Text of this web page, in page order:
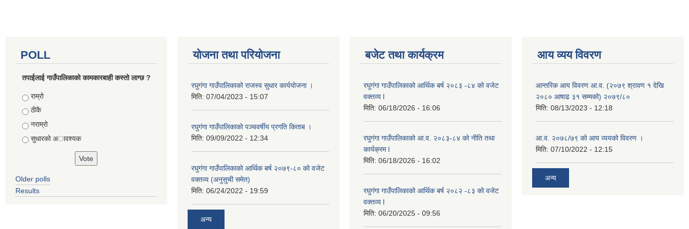
POLL
तपाईलाई गाउँपालिकाको कामकारबाही कस्तो लाग्छ ?
Choices
राम्रो
ठीकै
नराम्रो
सुधारको अावश्यक
Older polls
Results
योजना तथा परियोजना
रघुगंगा गाउँपालिकाको राजस्व सुधार कार्ययोजना ।
मिति: 07/04/2023 - 15:07
रघुगंगा गाउँपालिकाको पञ्चवर्षीय प्रगति किताब ।
मिति: 09/09/2022 - 12:34
रघुगंगा गाउँपालिकाको आर्थिक बर्ष २०७९-८० को वजेट
वक्तव्य (अनुसुची समेत)
मिति: 06/24/2022 - 19:59
अन्य
बजेट तथा कार्यक्रम
रघुगंगा गाउँपालिकाको आर्थिक बर्ष २०८३ -८४ को वजेट
वक्तव्य l
मिति: 06/18/2026 - 16:06
रघुगंगा गाउँपालिकाको आ.व. २०८३-८४ को नीति तथा
कार्यक्रम l
मिति: 06/18/2026 - 16:02
रघुगंगा गाउँपालिकाको आर्थिक बर्ष २०८२ -८३ को वजेट
वक्तव्य l
मिति: 06/20/2025 - 09:56
आय व्यय विवरण
आन्तरिक आय विवरण आ.व. (२०७९ श्रावण १ देखि
२०८० आषाढ ३१ सम्मको) २०७९/८०
मिति: 08/13/2023 - 12:18
आ.व. २०७८/७९ को आय व्ययको विवरण ।
मिति: 07/10/2022 - 12:15
अन्य